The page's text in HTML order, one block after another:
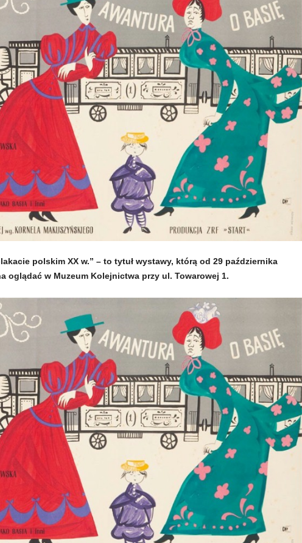
polskim XX w.” – to tytuł wystawy, którą od 29 października
oglądać w Muzeum Kolejnictwa przy ul. Towarowej 1.